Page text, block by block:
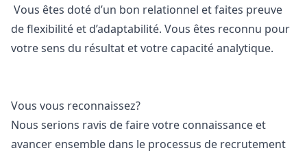
Vous êtes doté d’un bon relationnel et faites preuve
de flexibilité et d’adaptabilité. Vous êtes reconnu pour
votre sens du résultat et votre capacité analytique.
Vous vous reconnaissez?
Nous serions ravis de faire votre connaissance et
avancer ensemble dans le processus de recrutement